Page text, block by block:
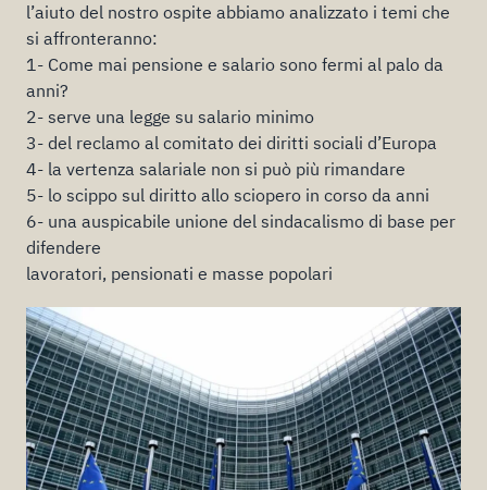
l’aiuto del nostro ospite abbiamo analizzato i temi che
si affronteranno:
1- Come mai pensione e salario sono fermi al palo da
anni?
2- serve una legge su salario minimo
3- del reclamo al comitato dei diritti sociali d’Europa
4- la vertenza salariale non si può più rimandare
5- lo scippo sul diritto allo sciopero in corso da anni
6- una auspicabile unione del sindacalismo di base per
difendere
lavoratori, pensionati e masse popolari